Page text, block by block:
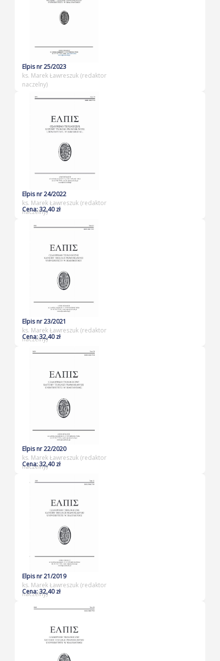
Elpis nr 25/2023
ks. Marek Ławreszuk (redaktor
naczelny)
Elpis nr 24/2022
ks. Marek Ławreszuk (redaktor
naczelny)
Cena: 32,40 zł
Elpis nr 23/2021
ks. Marek Ławreszuk (redaktor
naczelny)
Cena: 32,40 zł
Elpis nr 22/2020
ks. Marek Ławreszuk (redaktor
naczelny)
Cena: 32,40 zł
Elpis nr 21/2019
ks. Marek Ławreszuk (redaktor
naczelny)
Cena: 32,40 zł